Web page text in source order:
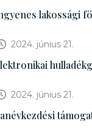
lakossági
2024. június 21.
2024. június 21.